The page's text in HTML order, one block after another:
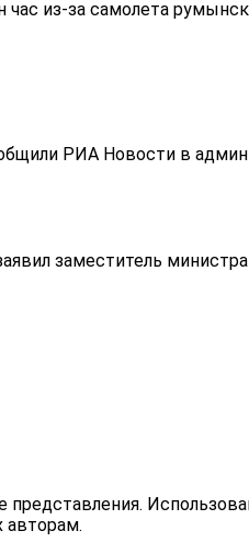
из-за самолета
РИА Новости в
заместитель
авторам.